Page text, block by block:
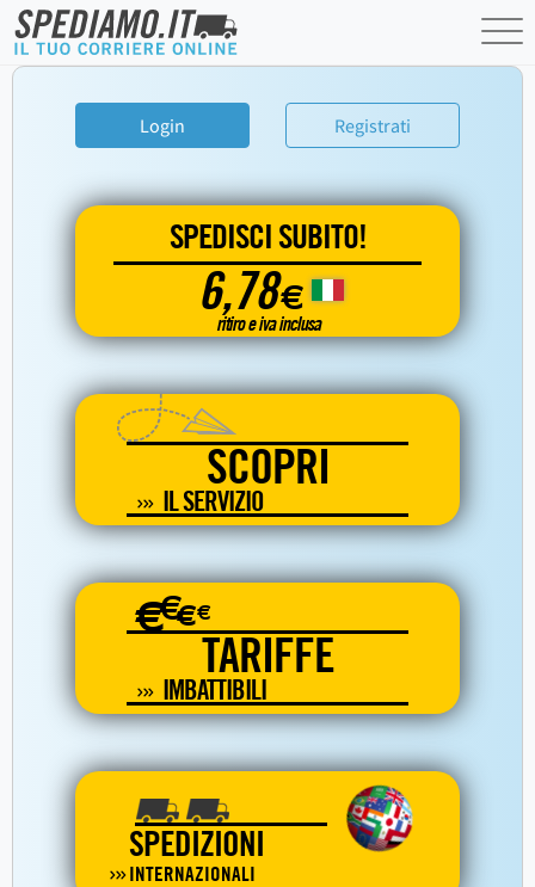
Login Registrati
SPEDISCI SUBITO!
6,78€
ritiro e iva inclusa
SCOPRI
IL SERVIZIO
€€€€
TARIFFE
IMBATTIBILI
SPEDIZIONI
INTERNAZIONALI